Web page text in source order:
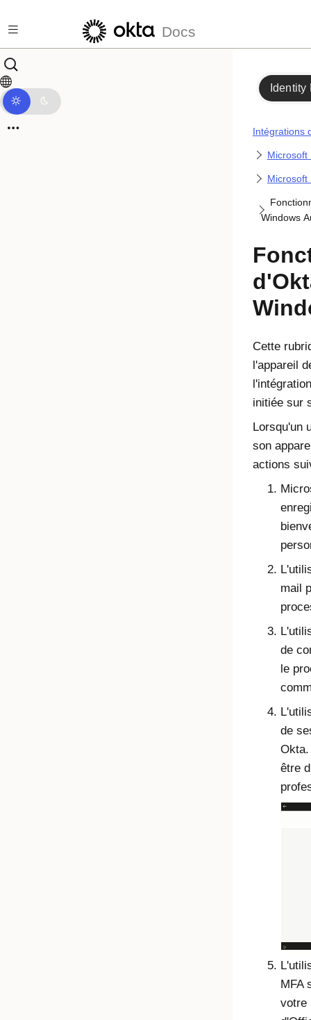
Docs
Identity
Intégrations
Microsoft
Microsoft
Windows
Cette
l'appareil
initiée sur
Lorsqu'un
son
actions
mail
de
le
de
être
MFA
votre